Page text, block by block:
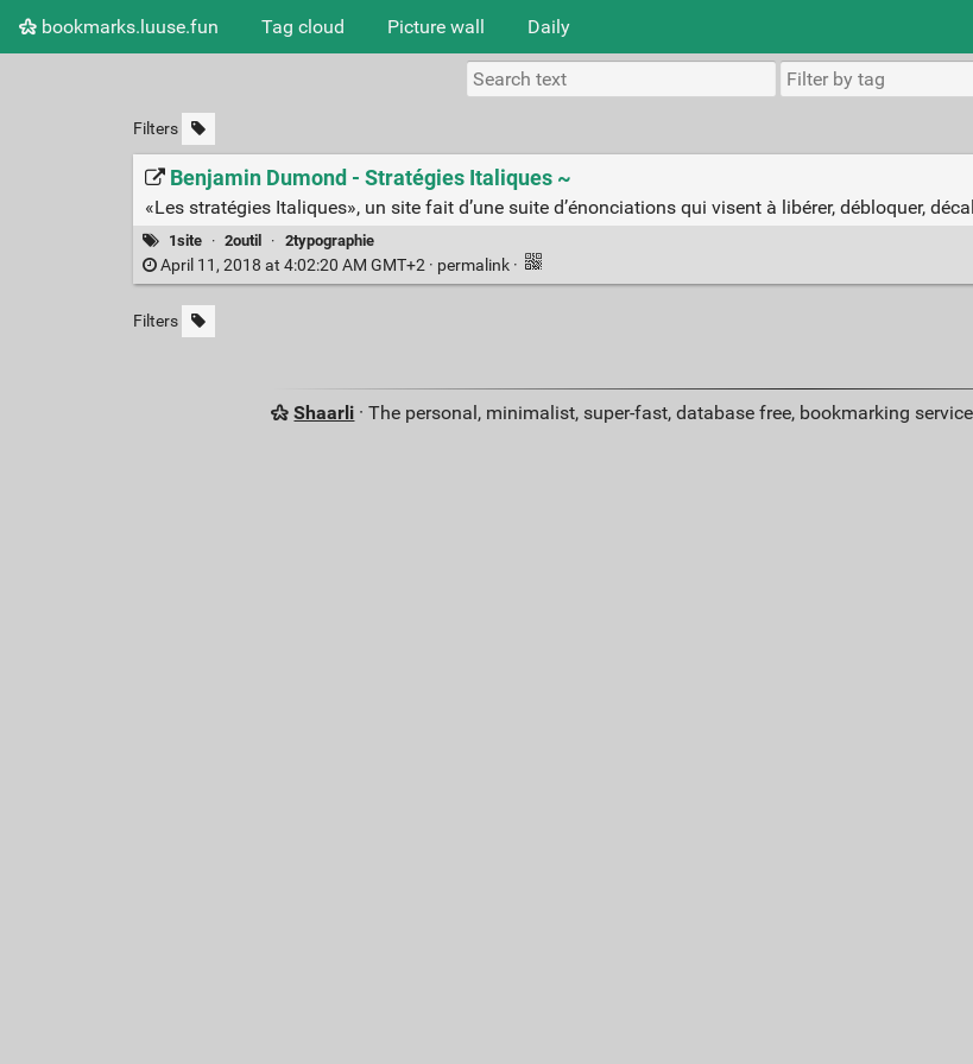
bookmarks.luuse.fun Tag cloud Picture wall Daily
Filters
Benjamin Dumond - Stratégies Italiques ~
«Les stratégies Italiques», un site fait d’une suite d’énonciations qui visent à libérer, débloquer,
1site · 2outil · 2typographie
April 11, 2018 at 4:02:20 AM GMT+2 · permalink ·
Filters
Shaarli · The personal, minimalist, super-fast, database free, bookmarking